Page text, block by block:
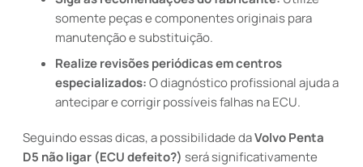
somente peças e componentes originais para
manutenção e substituição.
Realize revisões periódicas em centros
especializados:O diagnóstico profissional ajuda a
antecipar e corrigir possíveis falhas na ECU.
Seguindo essas dicas, a possibilidade daVolvo Penta
D5 não ligar (ECU defeito?) será significativamente